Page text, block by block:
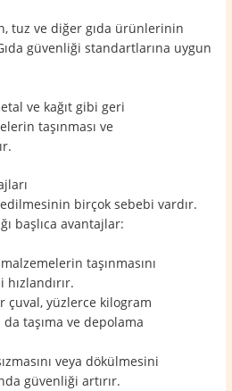
tuz ve diğer gıda ürünlerinin
güvenliği standartlarına uygun
ve kağıt gibi geri
taşınması ve
birçok sebebi vardır.
başlıca avantajlar:
taşınmasını
çuval, yüzlerce kilogram
taşıma ve depolama
veya dökülmesini
güvenliği artırır.